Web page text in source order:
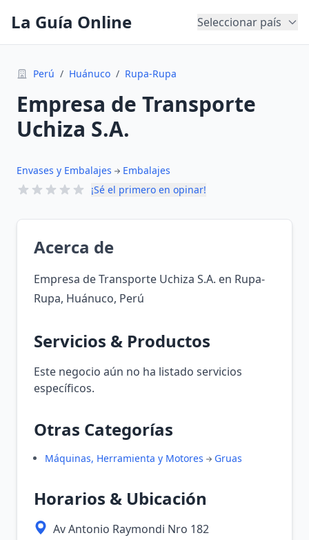
La Guía Online Seleccionar país
Perú / Huánuco / Rupa-Rupa
Empresa de Transporte
Uchiza S.A.
Envases y Embalajes
Embalajes
¡Sé el primero en opinar!
Acerca de
Empresa de Transporte Uchiza S.A. en Rupa-
Rupa, Huánuco, Perú
Servicios & Productos
Este negocio aún no ha listado servicios
específicos.
Otras Categorías
Máquinas, Herramienta y Motores Gruas
Horarios & Ubicación
Av Antonio Raymondi Nro 182